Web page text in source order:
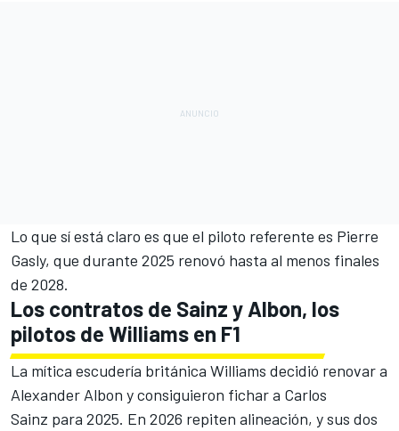
Lo que sí está claro es que el piloto referente es Pierre
Gasly, que durante 2025 renovó hasta al menos finales
de 2028.
Los contratos de Sainz y Albon, los
pilotos de Williams en F1
La mítica escudería británica Williams decidió renovar a
Alexander Albon y consiguieron fichar a Carlos
Sainz para 2025. En 2026 repiten alineación, y sus dos